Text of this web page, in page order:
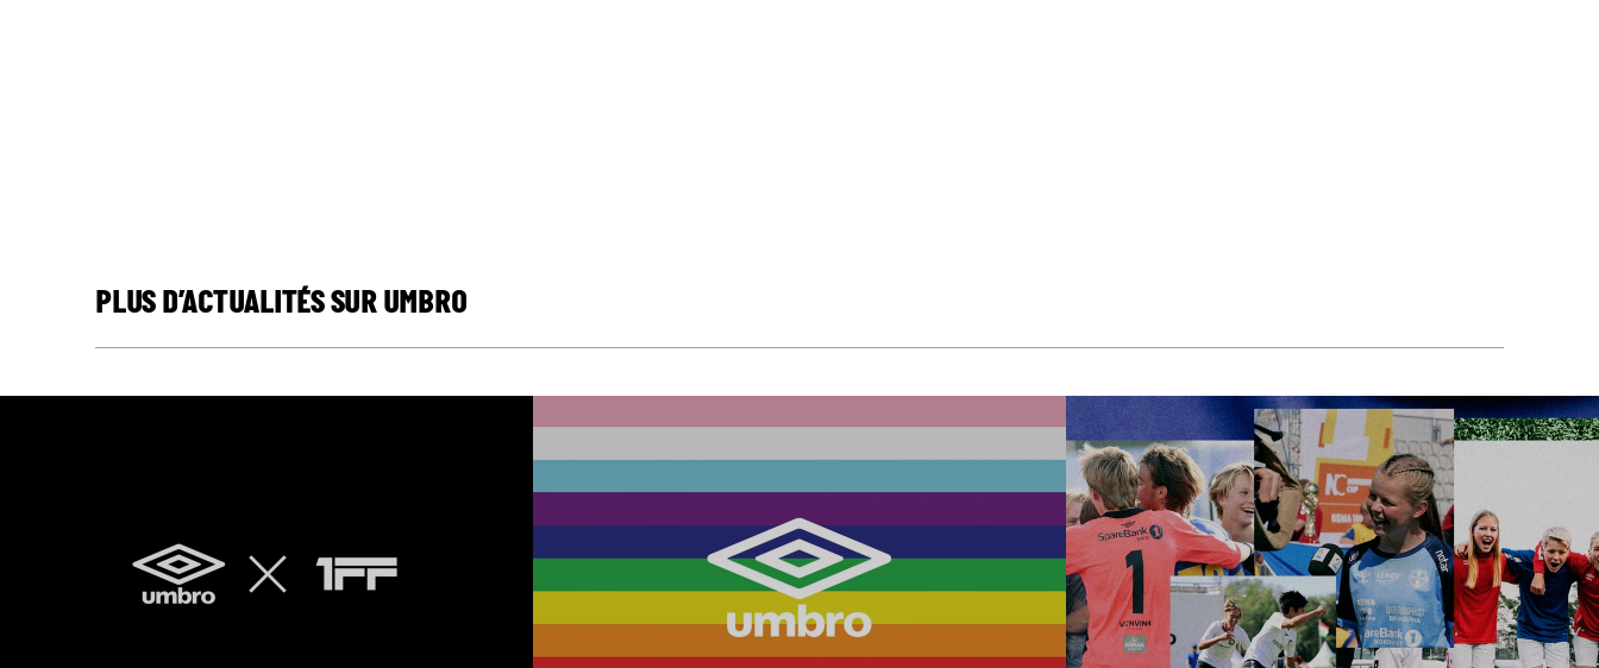
PLUS D’ACTUALITÉS SUR UMBRO